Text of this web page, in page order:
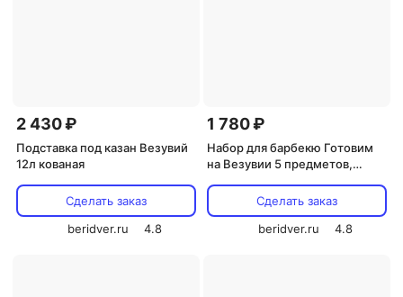
2 430 ₽
Подставка под казан Везувий
12л кованая
Сделать заказ
beridver.ru
4.8
1 780 ₽
Набор для барбекю Готовим
на Везувии 5 предметов,
Сделать заказ
beridver.ru
4.8